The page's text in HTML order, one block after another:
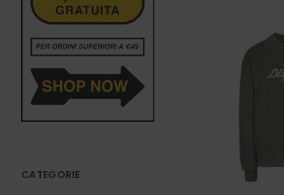
CATEGORIE